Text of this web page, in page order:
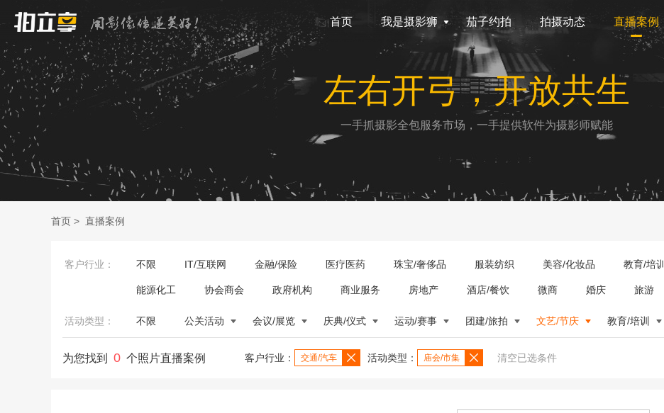
首页 我是摄影狮 茄子约拍 拍摄动态 直播案例
左右开弓，开放共生
一手抓摄影全包服务市场，一手提供软件为摄影师赋能
首页 > 直播案例
客户行业： 不限 IT/互联网 金融/保险 医疗医药 珠宝/奢侈品 服装纺织 美容/化妆品 教育/培训
能源化工 协会商会 政府机构 商业服务 房地产 酒店/餐饮 微商 婚庆 旅游
活动类型： 不限 公关活动 会议/展览 庆典/仪式 运动/赛事 团建/旅拍 文艺/节庆 教育/培训
为您找到 0 个照片直播案例 客户行业： 交通/汽车 活动类型： 庙会/市集 清空已选条件